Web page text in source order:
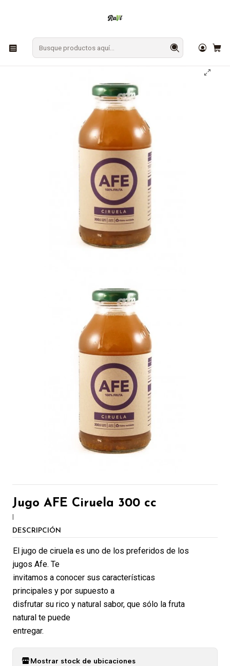
Jugo AFE Ciruela 300 cc
|
DESCRIPCIÓN
El jugo de ciruela es uno de los preferidos de los
jugos Afe. Te
invitamos a conocer sus características
principales y por supuesto a
disfrutar su rico y natural sabor, que sólo la fruta
natural te puede
entregar.
Mostrar stock de ubicaciones